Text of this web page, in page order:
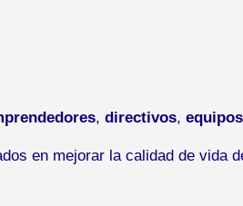
, directivos, equipos
en mejorar la calidad de vida